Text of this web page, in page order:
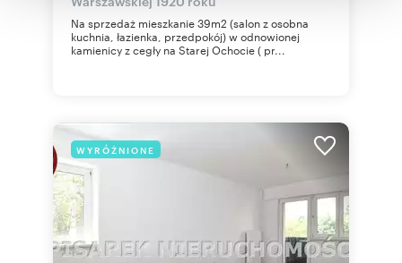
korzystania z ich usług.
Na sprzedaż mieszkanie 39m2 (salon z osobna
kuchnia, łazienka, przedpokój) w odnowionej
kamienicy z cegły na Starej Ochocie ( pr...
WYRÓŻNIONE